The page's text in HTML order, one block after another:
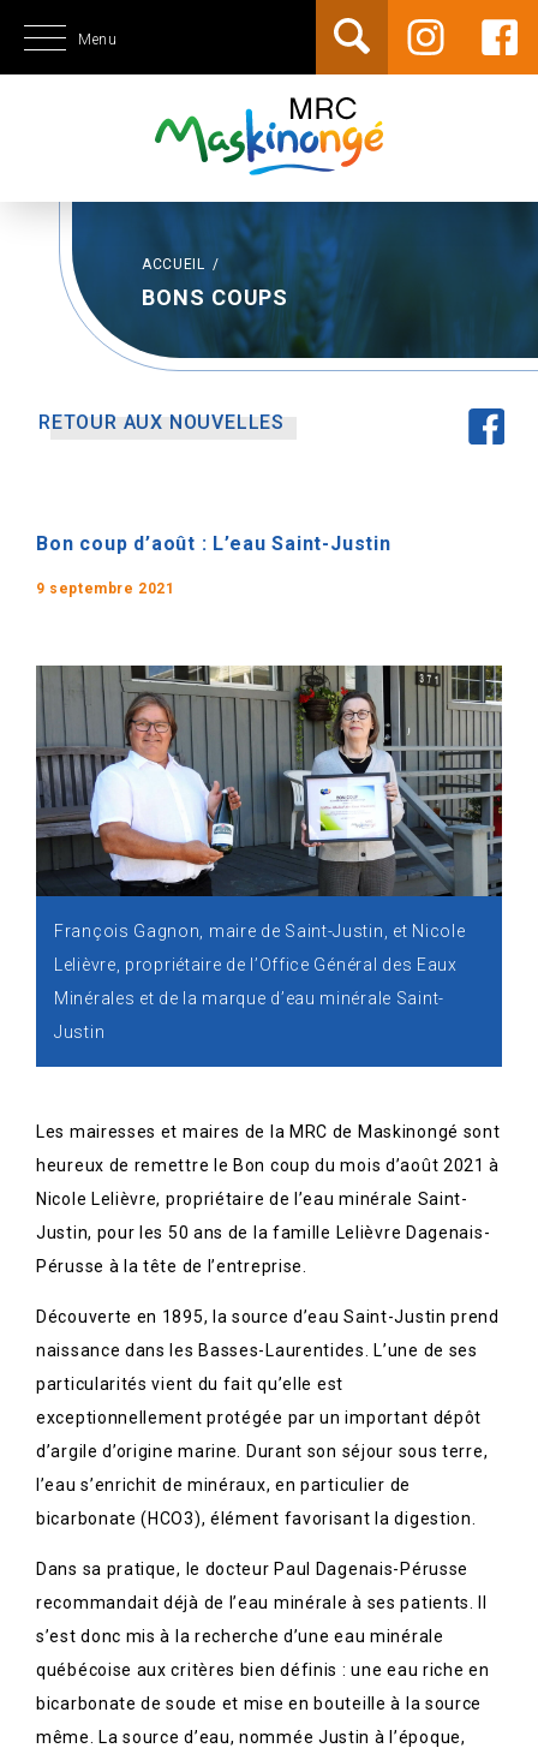
Menu
ACCUEIL /
BONS COUPS
RETOUR AUX NOUVELLES
Bon coup d’août : L’eau Saint-Justin
9 septembre 2021
François Gagnon, maire de Saint-Justin, et Nicole
Lelièvre, propriétaire de l’Office Général des Eaux
Minérales et de la marque d’eau minérale Saint-
Justin
Les mairesses et maires de la MRC de Maskinongé sont
heureux de remettre le Bon coup du mois d’août 2021 à
Nicole Lelièvre, propriétaire de l’eau minérale Saint-
Justin, pour les 50 ans de la famille Lelièvre Dagenais-
Pérusse à la tête de l’entreprise.
Découverte en 1895, la source d’eau Saint-Justin prend
naissance dans les Basses-Laurentides. L’une de ses
particularités vient du fait qu’elle est
exceptionnellement protégée par un important dépôt
d’argile d’origine marine. Durant son séjour sous terre,
l’eau s’enrichit de minéraux, en particulier de
bicarbonate (HCO3), élément favorisant la digestion.
Dans sa pratique, le docteur Paul Dagenais-Pérusse
recommandait déjà de l’eau minérale à ses patients. Il
s’est donc mis à la recherche d’une eau minérale
québécoise aux critères bien définis : une eau riche en
bicarbonate de soude et mise en bouteille à la source
même. La source d’eau, nommée Justin à l’époque,